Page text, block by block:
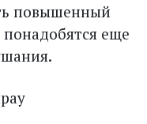
повышенный
еще